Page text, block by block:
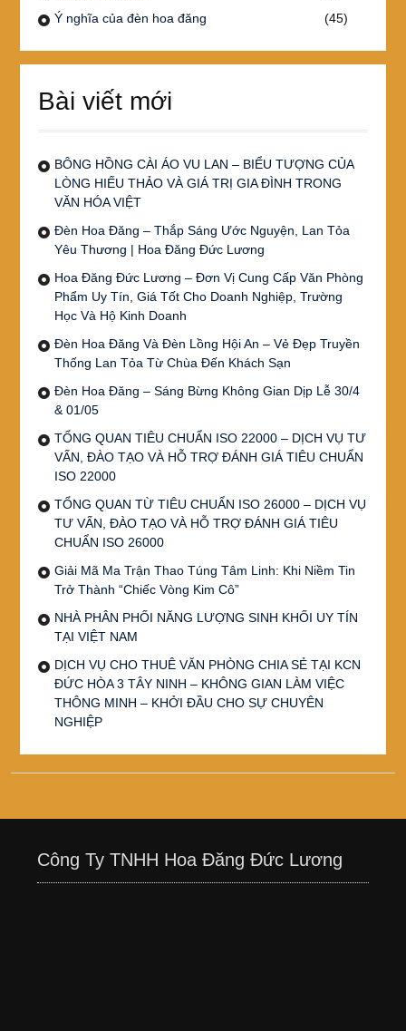
Ý nghĩa của đèn hoa đăng
(45)
Bài viết mới
BÔNG HỒNG CÀI ÁO VU LAN – BIỂU TƯỢNG CỦA
LÒNG HIẾU THẢO VÀ GIÁ TRỊ GIA ĐÌNH TRONG
VĂN HÓA VIỆT
Đèn Hoa Đăng – Thắp Sáng Ước Nguyện, Lan Tỏa
Yêu Thương | Hoa Đăng Đức Lương
Hoa Đăng Đức Lương – Đơn Vị Cung Cấp Văn Phòng
Phẩm Uy Tín, Giá Tốt Cho Doanh Nghiệp, Trường
Học Và Hộ Kinh Doanh
Đèn Hoa Đăng Và Đèn Lồng Hội An – Vẻ Đẹp Truyền
Thống Lan Tỏa Từ Chùa Đến Khách Sạn
Đèn Hoa Đăng – Sáng Bừng Không Gian Dịp Lễ 30/4
& 01/05
TỔNG QUAN TIÊU CHUẨN ISO 22000 – DỊCH VỤ TƯ
VẤN, ĐÀO TẠO VÀ HỖ TRỢ ĐÁNH GIÁ TIÊU CHUẨN
ISO 22000
TỔNG QUAN TỪ TIÊU CHUẨN ISO 26000 – DỊCH VỤ
TƯ VẤN, ĐÀO TẠO VÀ HỖ TRỢ ĐÁNH GIÁ TIÊU
CHUẨN ISO 26000
Giải Mã Ma Trận Thao Túng Tâm Linh: Khi Niềm Tin
Trở Thành “Chiếc Vòng Kim Cô”
NHÀ PHÂN PHỐI NĂNG LƯỢNG SINH KHỐI UY TÍN
TẠI VIỆT NAM
DỊCH VỤ CHO THUÊ VĂN PHÒNG CHIA SẺ TẠI KCN
ĐỨC HÒA 3 TÂY NINH – KHÔNG GIAN LÀM VIỆC
THÔNG MINH – KHỞI ĐẦU CHO SỰ CHUYÊN
NGHIỆP
Công Ty TNHH Hoa Đăng Đức Lương